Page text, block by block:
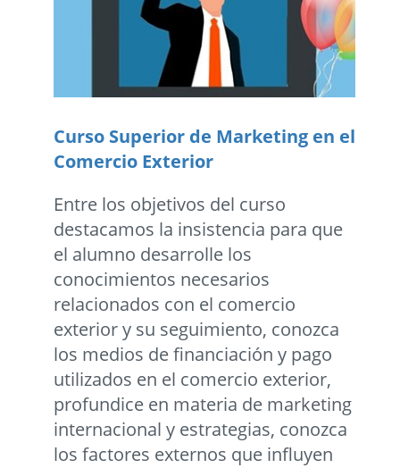
Curso Superior de Marketing en el
Comercio Exterior
Entre los objetivos del curso
destacamos la insistencia para que
el alumno desarrolle los
conocimientos necesarios
relacionados con el comercio
exterior y su seguimiento, conozca
los medios de financiación y pago
utilizados en el comercio exterior,
profundice en materia de marketing
internacional y estrategias, conozca
los factores externos que influyen